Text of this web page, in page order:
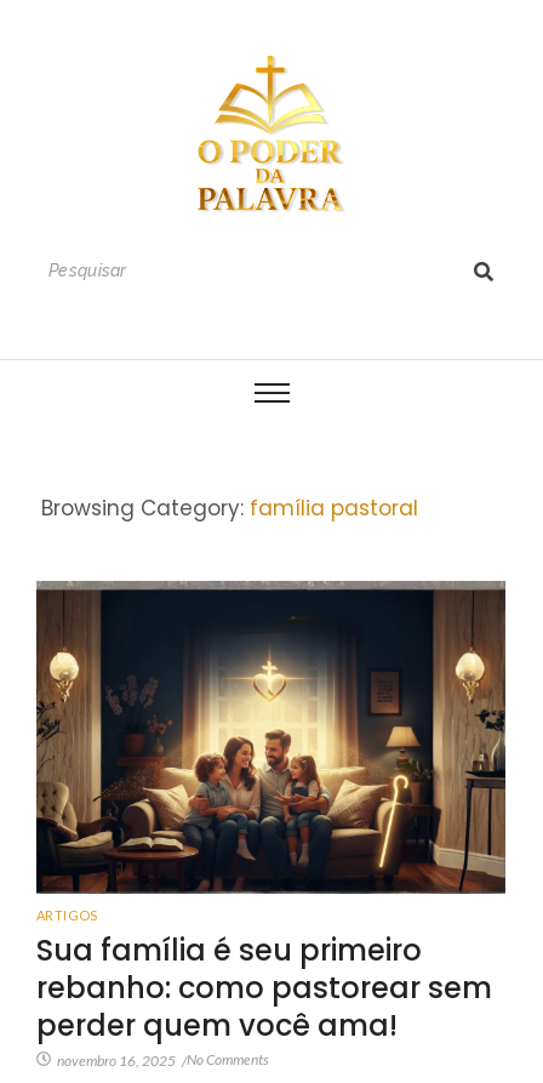
Browsing Category: família pastoral
ARTIGOS
Sua família é seu primeiro
rebanho: como pastorear sem
perder quem você ama!
novembro 16, 2025 /No Comments